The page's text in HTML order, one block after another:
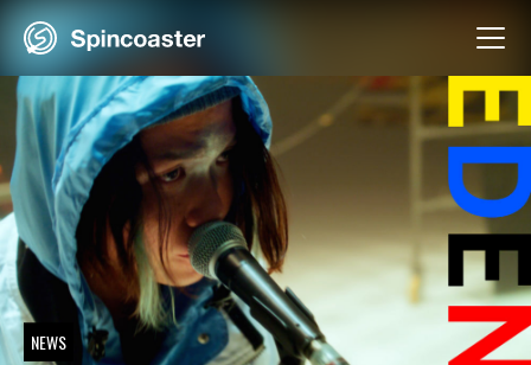
Skip
content
NEWS